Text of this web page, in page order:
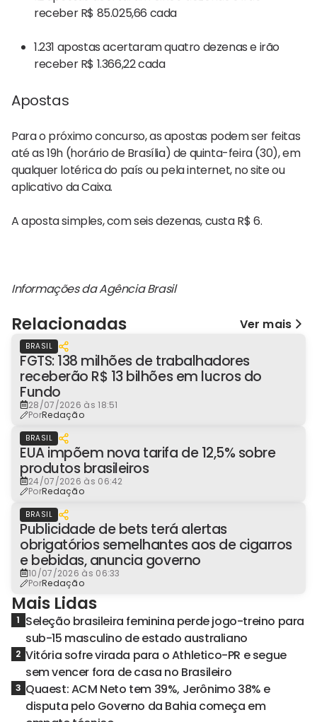
receber R$ 85.025,66 cada
1.231 apostas acertaram quatro dezenas e irão
receber R$ 1.366,22 cada
Apostas
Para o próximo concurso, as apostas podem ser feitas
até as 19h (horário de Brasília) de quinta-feira (30), em
qualquer lotérica do país ou pela internet, no site ou
aplicativo da Caixa.
A aposta simples, com seis dezenas, custa R$ 6.
Informações da Agência Brasil
Relacionadas Ver mais
BRASIL
FGTS: 138 milhões de trabalhadores
receberão R$ 13 bilhões em lucros do
Fundo
28/07/2026 às 18:51
PorRedação
BRASIL
EUA impõem nova tarifa de 12,5% sobre
produtos brasileiros
24/07/2026 às 06:42
PorRedação
BRASIL
Publicidade de bets terá alertas
obrigatórios semelhantes aos de cigarros
e bebidas, anuncia governo
10/07/2026 às 06:33
PorRedação
Mais Lidas
1 Seleção brasileira feminina perde jogo-treino para
sub-15 masculino de estado australiano
2 Vitória sofre virada para o Athletico-PR e segue
sem vencer fora de casa no Brasileiro
3 Quaest: ACM Neto tem 39%, Jerônimo 38% e
disputa pelo Governo da Bahia começa em